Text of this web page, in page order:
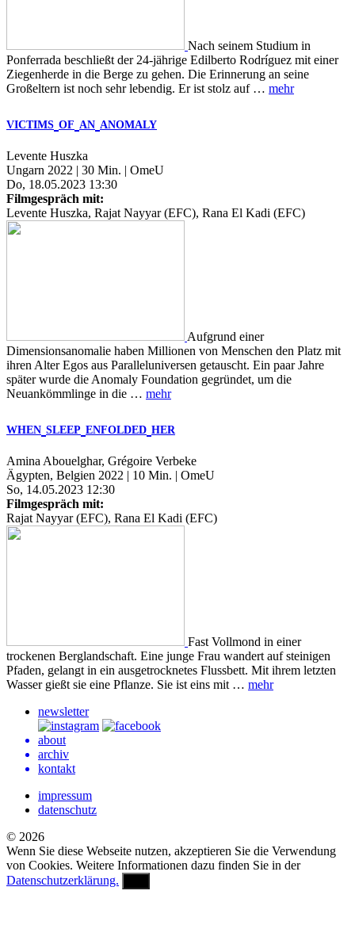
Nach seinem Studium in
Ponferrada beschließt der 24-jährige Edilberto Rodríguez mit einer
Ziegenherde in die Berge zu gehen. Die Erinnerung an seine
Großeltern ist noch sehr lebendig. Er ist stolz auf … mehr
VICTIMS OF AN ANOMALY
Levente Huszka
Ungarn 2022 | 30 Min. | OmeU
Do, 18.05.2023 13:30
Filmgespräch mit:
Levente Huszka, Rajat Nayyar (EFC), Rana El Kadi (EFC)
Aufgrund einer
Dimensionsanomalie haben Millionen von Menschen den Platz mit
ihren Alter Egos aus Paralleluniversen getauscht. Ein paar Jahre
später wurde die Anomaly Foundation gegründet, um die
Neuankömmlinge in die … mehr
WHEN SLEEP ENFOLDED HER
Amina Abouelghar, Grégoire Verbeke
Ägypten, Belgien 2022 | 10 Min. | OmeU
So, 14.05.2023 12:30
Filmgespräch mit:
Rajat Nayyar (EFC), Rana El Kadi (EFC)
Fast Vollmond in einer
trockenen Berglandschaft. Eine junge Frau wandert auf steinigen
Pfaden, gelangt in ein ausgetrocknetes Flussbett. Mit ihrem letzten
Wasser gießt sie eine Pflanze. Sie ist eins mit … mehr
newsletter
about
archiv
kontakt
impressum
datenschutz
© 2026
Wenn Sie diese Webseite nutzen, akzeptieren Sie die Verwendung
von Cookies. Weitere Informationen dazu finden Sie in der
Datenschutzerklärung.